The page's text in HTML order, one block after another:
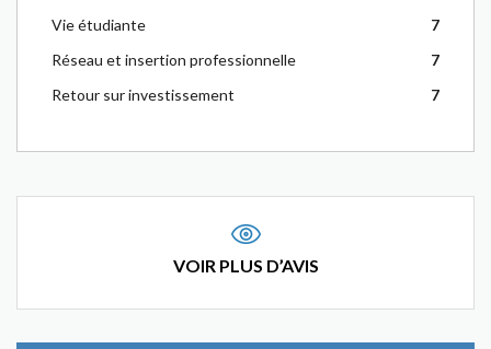
Vie étudiante
7
Réseau et insertion professionnelle
7
Retour sur investissement
7
VOIR PLUS D’AVIS